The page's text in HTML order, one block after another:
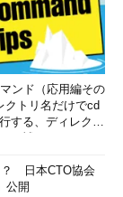
マンド（応用編その
トリ名だけでcd
する、ディレクト
？ 日本CTO協会
公開